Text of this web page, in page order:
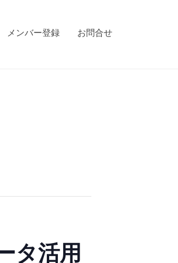
メンバー登録 お問合せ
タ活用